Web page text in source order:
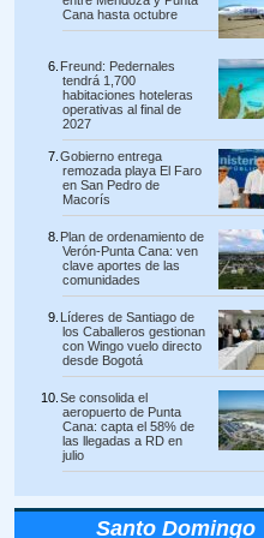
Cana hasta octubre
Freund: Pedernales
tendrá 1,700
habitaciones hoteleras
operativas al final de
2027
Gobierno entrega
remozada playa El Faro
en San Pedro de
Macorís
Plan de ordenamiento de
Verón-Punta Cana: ven
clave aportes de las
comunidades
Líderes de Santiago de
los Caballeros gestionan
con Wingo vuelo directo
desde Bogotá
Se consolida el
aeropuerto de Punta
Cana: capta el 58% de
las llegadas a RD en
julio
Santo Domingo